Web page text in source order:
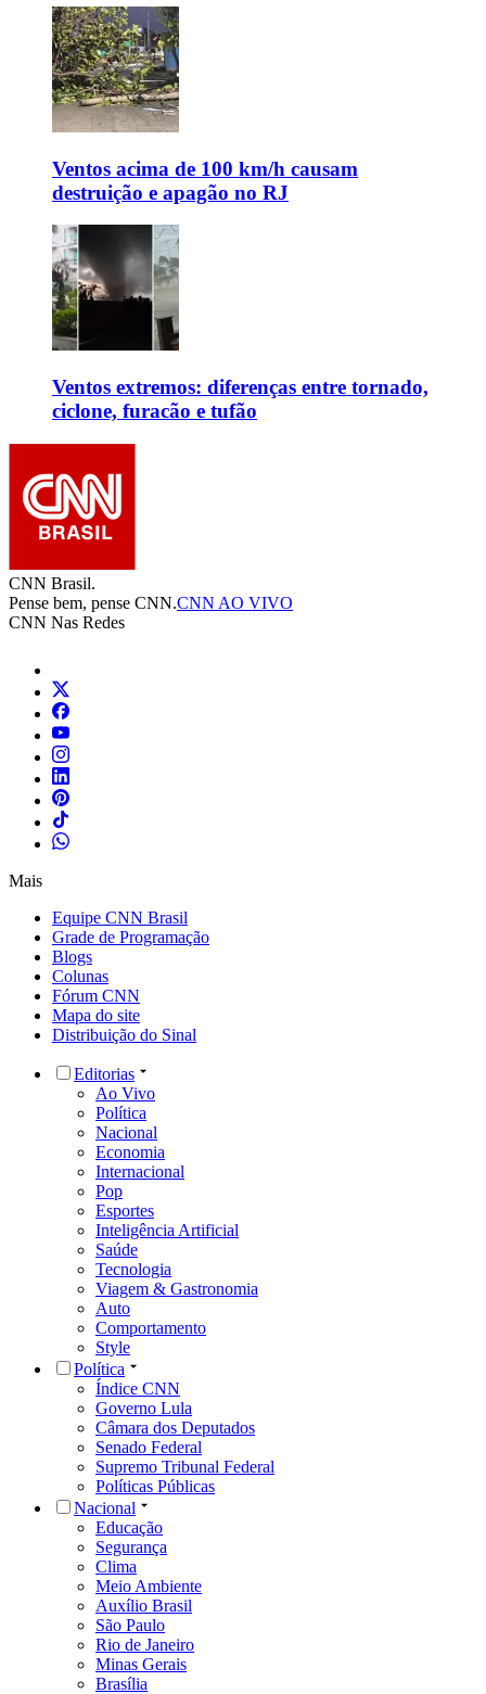
Ventos acima de 100 km/h causam
destruição e apagão no RJ
Ventos extremos: diferenças entre tornado,
ciclone, furacão e tufão
CNN Brasil.
Pense bem, pense CNN.CNN AO VIVO
CNN Nas Redes
Mais
Equipe CNN Brasil
Grade de Programação
Blogs
Colunas
Fórum CNN
Mapa do site
Distribuição do Sinal
Editorias
Ao Vivo
Política
Nacional
Economia
Internacional
Pop
Esportes
Inteligência Artificial
Saúde
Tecnologia
Viagem & Gastronomia
Auto
Comportamento
Style
Política
Índice CNN
Governo Lula
Câmara dos Deputados
Senado Federal
Supremo Tribunal Federal
Políticas Públicas
Nacional
Educação
Segurança
Clima
Meio Ambiente
Auxílio Brasil
São Paulo
Rio de Janeiro
Minas Gerais
Brasília